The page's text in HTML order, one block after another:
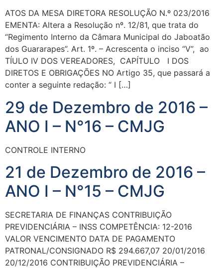
ATOS DA MESA DIRETORA RESOLUÇÃO N.º 023/2016
EMENTA: Altera a Resolução nº. 12/81, que trata do
“Regimento Interno da Câmara Municipal do Jaboatão
dos Guararapes”. Art. 1º. – Acrescenta o inciso “V”, ao
TÍULO IV DOS VEREADORES, CAPÍTULO I DOS
DIRETOS E OBRIGAÇÕES NO Artigo 35, que passará a
conter a seguinte redação: “ I […]
29 de Dezembro de 2016 –
ANO I – N°16 – CMJG
CONTROLE INTERNO
21 de Dezembro de 2016 –
ANO I – N°15 – CMJG
SECRETARIA DE FINANÇAS CONTRIBUIÇÃO
PREVIDENCIÁRIA – INSS COMPETÊNCIA: 12-2016
VALOR VENCIMENTO DATA DE PAGAMENTO
PATRONAL/CONSIGNADO R$ 294.667,07 20/01/2016
20/12/2016 CONTRIBUIÇÃO PREVIDENCIÁRIA –